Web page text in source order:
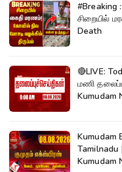
#Breaking
சிறையில்
Death
🔴LIVE:
மணி
Kumudam
Kumudam
Kumudam